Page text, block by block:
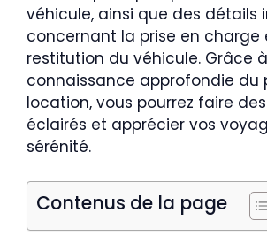
véhicule, ainsi que des détails
concernant la prise en charge
restitution du véhicule. Grâce
connaissance approfondie du
location, vous pourrez faire
éclairés et apprécier vos
sérénité.
Contenus de la page